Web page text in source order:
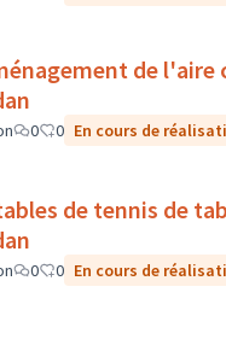
de l'aire
0 0 En cours de
de tennis de
0 0 En cours de